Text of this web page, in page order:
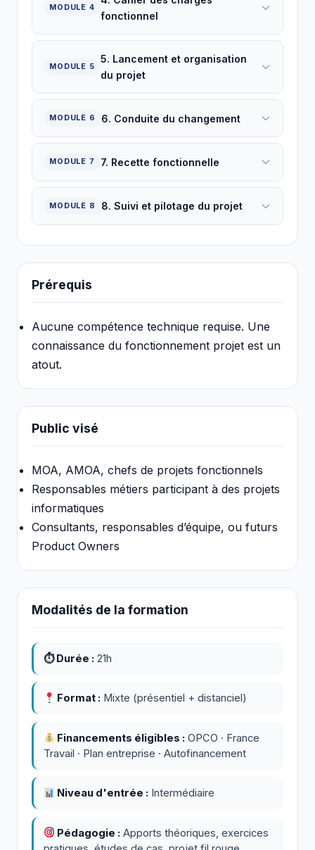
MODULE 4
fonctionnel
MODULE 5
5. Lancement et organisation
du projet
MODULE 6 6. Conduite du changement
MODULE 7 7. Recette fonctionnelle
MODULE 8 8. Suivi et pilotage du projet
Prérequis
Aucune compétence technique requise. Une
connaissance du fonctionnement projet est un
atout.
Public visé
MOA, AMOA, chefs de projets fonctionnels
Responsables métiers participant à des projets
informatiques
Consultants, responsables d’équipe, ou futurs
Product Owners
Modalités de la formation
⏱ Durée : 21h
Format : Mixte (présentiel + distanciel)
Financements éligibles : OPCO · France
Travail · Plan entreprise · Autofinancement
Niveau d'entrée : Intermédiaire
Pédagogie : Apports théoriques, exercices